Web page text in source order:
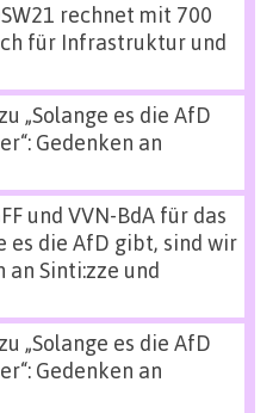
rechnet mit 700
für Infrastruktur und
„Solange es die AfD
Gedenken an
und VVN-BdA für das
es die AfD gibt, sind wir
an Sinti:zze und
„Solange es die AfD
Gedenken an